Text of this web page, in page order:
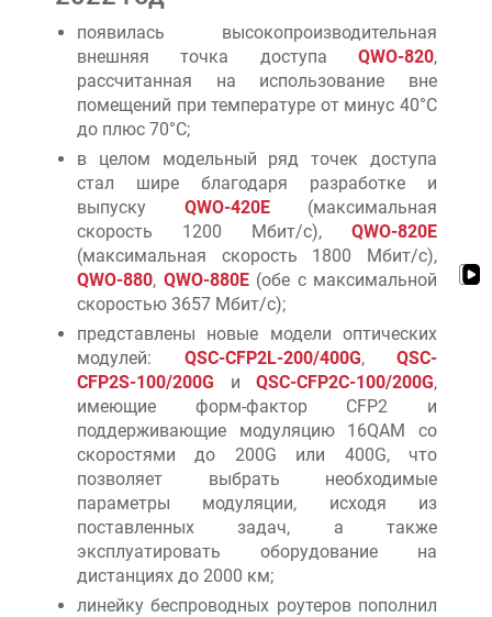
появилась высокопроизводительная
внешняя точка доступа QWO-820,
рассчитанная на использование вне
помещений при температуре от минус 40°C
до плюс 70°C;
в целом модельный ряд точек доступа
стал шире благодаря разработке и
выпуску QWO-420E(максимальная
скорость 1200 Мбит/c), QWO-820E
(максимальная скорость 1800 Мбит/c),
QWO-880, QWO-880E(обе с максимальной
скоростью 3657 Мбит/c);
представлены новые модели оптических
модулей: QSC-CFP2L-200/400G, QSC-
CFP2S-100/200G и QSC-CFP2C-100/200G,
имеющие форм-фактор CFP2 и
поддерживающие модуляцию 16QAM со
скоростями до 200G или 400G, что
позволяет выбрать необходимые
параметры модуляции, исходя из
поставленных задач, а также
эксплуатировать оборудование на
дистанциях до 2000 км;
линейку беспроводных роутеров пополнил